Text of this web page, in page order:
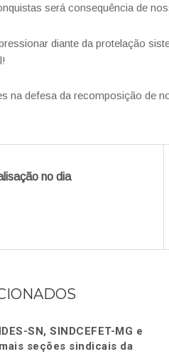
será consequência de
diante da protelação
na defesa da recomposição de
no dia
SN, SINDCEFET-MG e
seções sindicais da